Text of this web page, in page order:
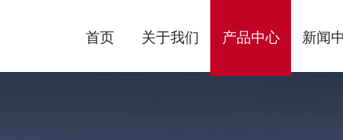
首页 关于我们 产品中心 新闻